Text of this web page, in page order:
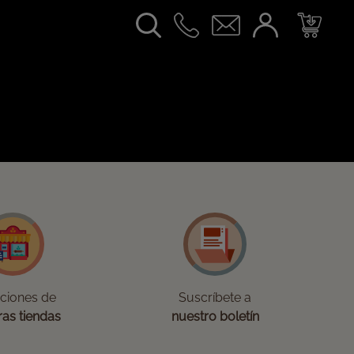
de
tiendas
Suscríbete a
nuestro boletín